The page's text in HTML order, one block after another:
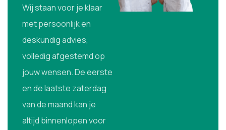
Wij staan voor je klaar
met persoonlijk en
deskundig advies,
volledig afgestemd op
jouw wensen. De eerste
en de laatste zaterdag
van de maand kan je
altijd binnenlopen voor